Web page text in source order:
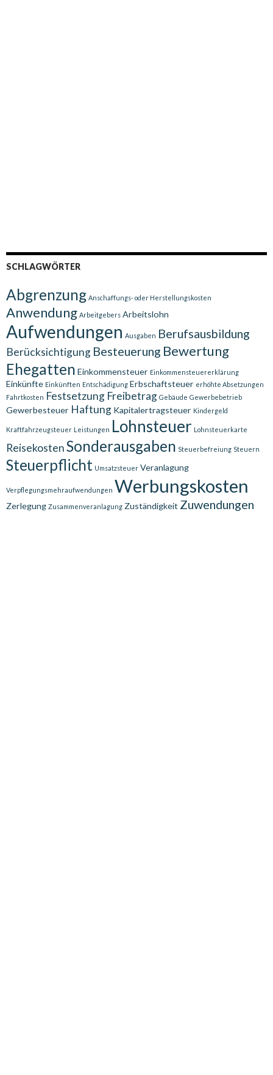
SCHLAGWÖRTER
Abgrenzung Anschaffungs- oder Herstellungskosten
Anwendung Arbeitgebers Arbeitslohn
Aufwendungen Ausgaben Berufsausbildung
Berücksichtigung Besteuerung Bewertung
Ehegatten Einkommensteuer Einkommensteuererklärung
Einkünfte Einkünften Entschädigung Erbschaftsteuer erhöhte Absetzungen
Fahrtkosten Festsetzung Freibetrag Gebäude Gewerbebetrieb
Gewerbesteuer Haftung Kapitalertragsteuer Kindergeld
Kraftfahrzeugsteuer Leistungen Lohnsteuer Lohnsteuerkarte
ReisekostenSonderausgaben Steuerbefreiung Steuern
Steuerpflicht Umsatzsteuer Veranlagung
Verpflegungsmehraufwendungen Werbungskosten
Zerlegung Zusammenveranlagung Zuständigkeit Zuwendungen